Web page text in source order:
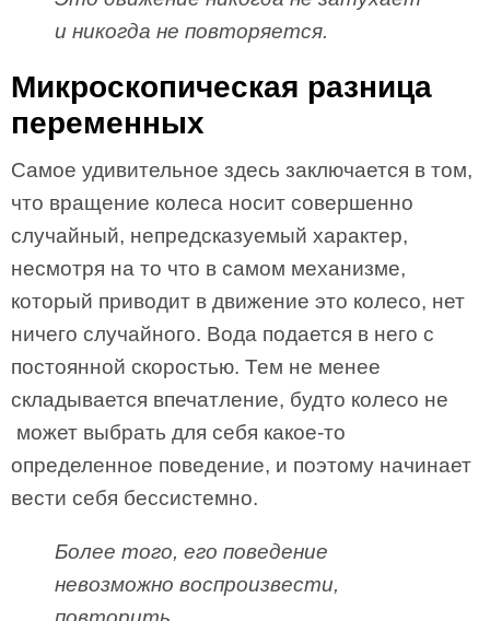
и никогда не повторяется.
Микроскопическая разница
переменных
Самое удивительное здесь заключается в том,
что вращение колеса носит совершенно
случайный, непредсказуемый характер,
несмотря на то что в самом механизме,
который приводит в движение это колесо, нет
ничего случайного. Вода подается в него с
постоянной скоростью. Тем не менее
складывается впечатление, будто колесо не
может выбрать для себя какое-то
определенное поведение, и поэтому начинает
вести себя бессистемно.
Более того, его поведение
невозможно воспроизвести,